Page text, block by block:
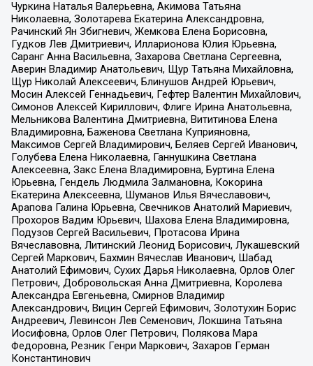
Чуркина Наталья Валерьевна, Акимова Татьяна
Николаевна, Золотарева Екатерина Александровна,
Рачинский Ян Збигневич, Жемкова Елена Борисовна,
Гудков Лев Дмитриевич, Илларионова Юлия Юрьевна,
Саранг Анна Васильевна, Захарова Светлана Сергеевна,
Аверин Владимир Анатольевич, Щур Татьяна Михайловна,
Щур Николай Алексеевич, Блинушов Андрей Юрьевич,
Мосин Алексей Геннадьевич, Гефтер Валентин Михайлович,
Симонов Алексей Кириллович, Флиге Ирина Анатольевна,
Мельникова Валентина Дмитриевна, Вититинова Елена
Владимировна, Баженова Светлана Куприяновна,
Максимов Сергей Владимирович, Беляев Сергей Иванович,
Голубева Елена Николаевна, Ганнушкина Светлана
Алексеевна, Закс Елена Владимировна, Буртина Елена
Юрьевна, Гендель Людмила Залмановна, Кокорина
Екатерина Алексеевна, Шуманов Илья Вячеславович,
Арапова Галина Юрьевна, Свечников Анатолий Мариевич,
Прохоров Вадим Юрьевич, Шахова Елена Владимировна,
Подузов Сергей Васильевич, Протасова Ирина
Вячеславовна, Литинский Леонид Борисович, Лукашевский
Сергей Маркович, Бахмин Вячеслав Иванович, Шабад
Анатолий Ефимович, Сухих Дарья Николаевна, Орлов Олег
Петрович, Добровольская Анна Дмитриевна, Королева
Александра Евгеньевна, Смирнов Владимир
Александрович, Вицин Сергей Ефимович, Золотухин Борис
Андреевич, Левинсон Лев Семенович, Локшина Татьяна
Иосифовна, Орлов Олег Петрович, Полякова Мара
Федоровна, Резник Генри Маркович, Захаров Герман
Константинович